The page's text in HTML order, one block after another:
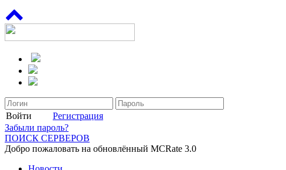
Войти
Регистрация
Забыли пароль?
ПОИСК СЕРВЕРОВ
Добро пожаловать на обновлённый MCRate 3.0